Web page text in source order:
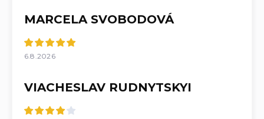
MARCELA SVOBODOVÁ
6.8.2026
VIACHESLAV RUDNYTSKYI